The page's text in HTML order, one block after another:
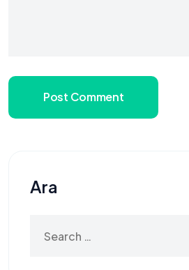
Post Comment
Ara
for: